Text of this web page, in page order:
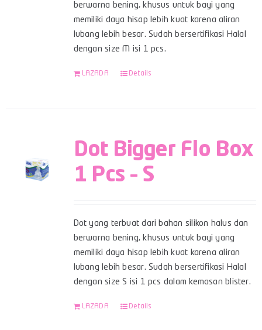
berwarna bening, khusus untuk bayi yang
memiliki daya hisap lebih kuat karena aliran
lubang lebih besar. Sudah bersertifikasi Halal
dengan size M isi 1 pcs.
LAZADA Details
Dot Bigger Flo Box
1 Pcs – S
Dot yang terbuat dari bahan silikon halus dan
berwarna bening, khusus untuk bayi yang
memiliki daya hisap lebih kuat karena aliran
lubang lebih besar. Sudah bersertifikasi Halal
dengan size S isi 1 pcs dalam kemasan blister.
LAZADA Details